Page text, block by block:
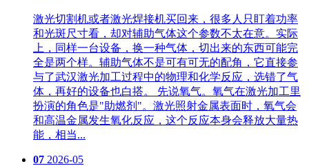
激光切割机或者激光焊接机买回来，很多人只盯着功率
和光斑尺寸看，却对辅助气体这个参数不太在意。实际
上，同样一台设备，换一种气体，切出来的东西可能完
全是两个样。辅助气体不是可有可无的配角，它直接参
与了武汉激光加工过程中的物理和化学反应，选错了气
体，再好的设备也白搭。 先说氧气。氧气在激光加工里
扮演的角色是"助燃剂"。激光照射金属表面时，氧气会
和高温金属发生氧化反应，这个反应本身会释放大量热
能，相当...
07 2026-05